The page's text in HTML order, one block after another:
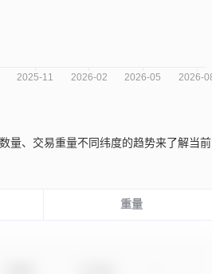
量、交易重量不同纬度的趋势来了解当前
重量